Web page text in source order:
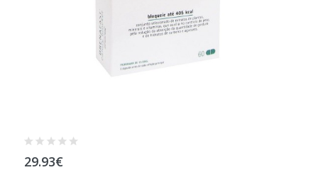
29.93€